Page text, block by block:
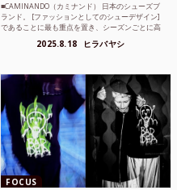
■CAMINANDO（カミナンド） 日本のシューズブ
ランド。 [ファッションとしてのシューデザイン]
であることに最も重点を置き、シーズンごとに高
2025.8.18 ヒラバヤシ
FOCUS